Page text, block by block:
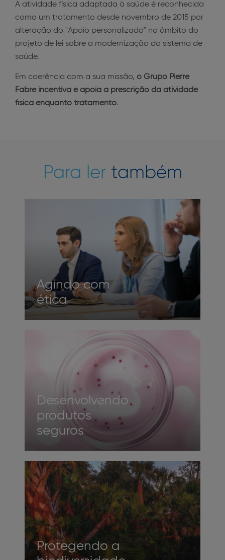
A atividade física adaptada à saúde é reconhecida
como um tratamento desde novembro de 2015 por
alteração do "Apoio personalizado” no âmbito do
projeto de lei sobre a modernização do sistema de
saúde.
Em coerência com a sua missão, o Grupo Pierre
Fabre incentiva e apoia a prescrição da atividade
física enquanto tratamento.
Para lertambém
Agindo com
ética
Desenvolvendo
produtos
seguros
Protegendo a